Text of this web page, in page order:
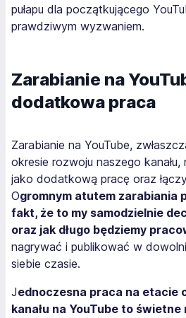
pułapu dla początkującego
prawdziwym wyzwaniem.
Zarabianie na
dodatkowa praca
Zarabianie na YouTube,
okresie rozwoju naszego
jako dodatkową pracę oraz
Ogromnym atutem zarabiania
fakt, że to my samodzielnie
oraz jak długo będziemy
nagrywać i publikować w
siebie czasie.
Jednoczesna praca na etacie
kanału na YouTube to